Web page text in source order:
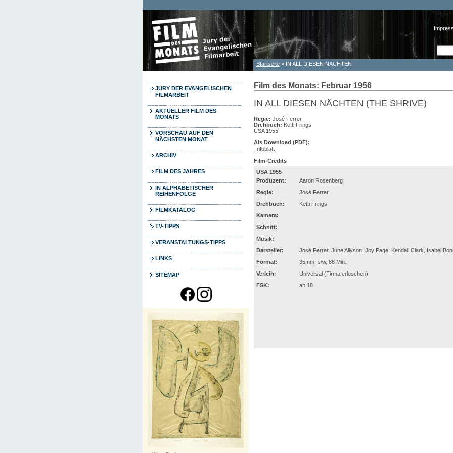
Sie sind hier
Startseite » IN ALL DIESEN NÄCHTEN
JURY DER EVANGELISCHEN
FILMARBEIT
AKTUELLER FILM DES
MONATS
VORSCHAU AUF DEN
NÄCHSTEN MONAT
ARCHIV
FILM DES JAHRES
IN ALPHABETISCHER
REIHENFOLGE
FILMKATALOG
TV-TIPPS
VERANSTALTUNGS-TIPPS
LINKS
SITEMAP
Film des Monats: Februar 1956
IN ALL DIESEN NÄCHTEN (THE SHRIVE)
Regie: José Ferrer
Drehbuch: Ketti Frings
USA 1955
Als Download (PDF):
Infoblatt
Film-Credits
USA 1955
Produzent:
Aaron Rosenberg
Regie:
José Ferrer
Drehbuch:
Ketti Frings
Kamera:
Schnitt:
Musik:
Darsteller:
José Ferrer, June Allyson, Joy Page, Kendall Clark, Isabel
Format:
35mm, s/w, 88 Min.
Verleih:
Universal (Firma erloschen)
FSK:
ab 18